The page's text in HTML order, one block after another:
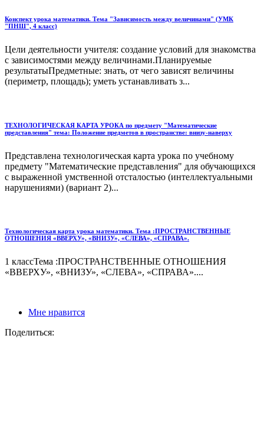
Конспект урока математики. Тема "Зависимость между величинами" (УМК
"ПНШ", 4 класс)
Цели деятельности учителя: создание условий для знакомства
с зависимостями между величинами.Планируемые
результатыПредметные: знать, от чего зависят величины
(периметр, площадь); уметь устанавливать з...
ТЕХНОЛОГИЧЕСКАЯ КАРТА УРОКА по предмету "Математические
представления" тема: Положение предметов в пространстве: внизу-наверху
Представлена технологическая карта урока по учебному
предмету "Математические представления" для обучающихся
с выраженной умственной отсталостью (интеллектуальными
нарушениями) (вариант 2)...
Технологическая карта урока математики. Тема :ПРОСТРАНСТВЕННЫЕ
ОТНОШЕНИЯ «ВВЕРХУ», «ВНИЗУ», «СЛЕВА», «СПРАВА».
1 классТема :ПРОСТРАНСТВЕННЫЕ ОТНОШЕНИЯ
«ВВЕРХУ», «ВНИЗУ», «СЛЕВА», «СПРАВА»....
Мне нравится
Поделиться: